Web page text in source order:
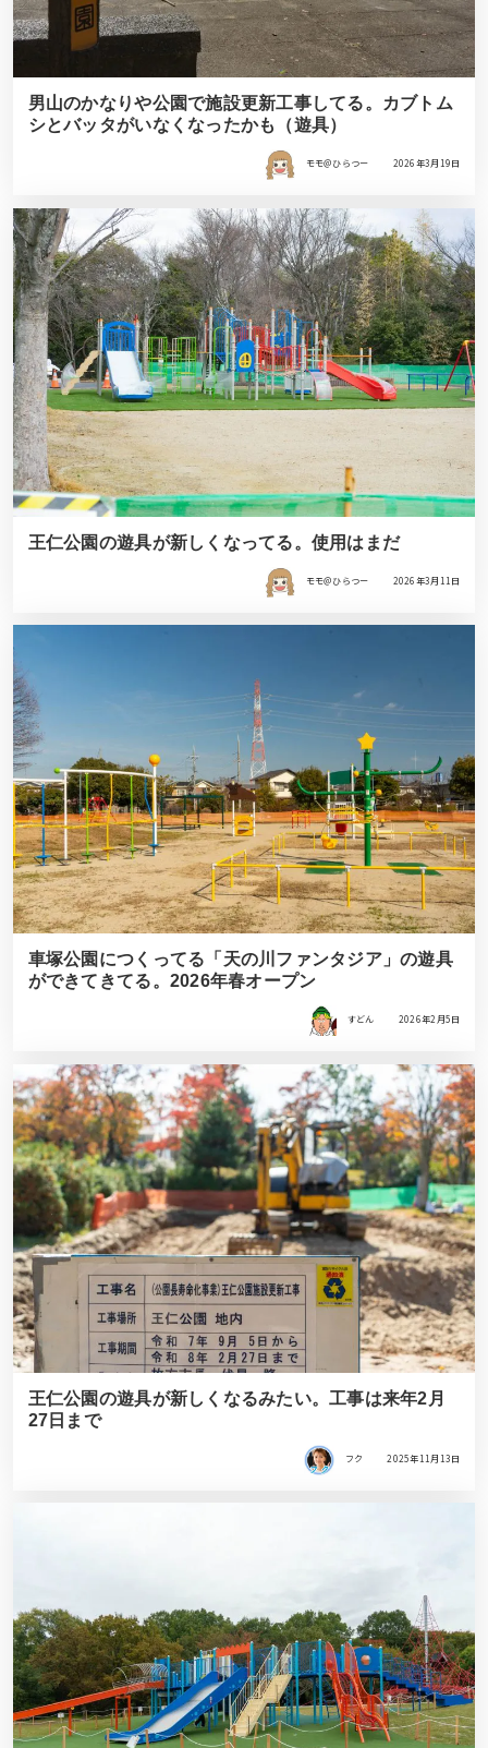
男山のかなりや公園で施設更新工事してる。カブトム
シとバッタがいなくなったかも（遊具）
モモ＠ひらつー 2026年3月19日
王仁公園の遊具が新しくなってる。使用はまだ
モモ＠ひらつー 2026年3月11日
車塚公園につくってる「天の川ファンタジア」の遊具
ができてきてる。2026年春オープン
すどん 2026年2月5日
王仁公園の遊具が新しくなるみたい。工事は来年2月
27日まで
フク 2025年11月13日